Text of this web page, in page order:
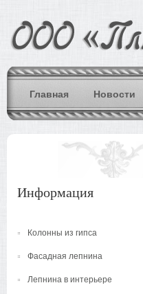
Главная Новости
Информация
Колонны из гипса
Фасадная лепнина
Лепнина в интерьере